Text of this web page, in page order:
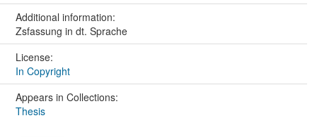
Additional information:
Zsfassung in dt. Sprache
License:
In Copyright
Appears in Collections:
Thesis